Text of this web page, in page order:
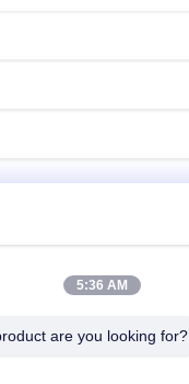
5:36 AM
are you looking for?